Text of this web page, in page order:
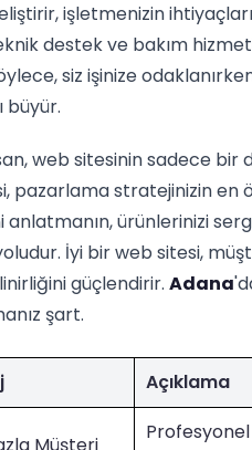
işletmenizin
destek ve bakım
siz işinize
büyür.
web sitesinin sadece bir
pazarlama stratejinizin en
anlatmanın, ürünlerinizi
İyi bir web sitesi,
güçlendirir. Adana
şart.
Açıklama